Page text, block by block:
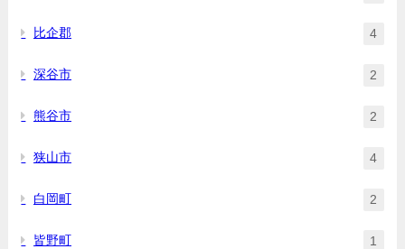
比企郡 4
深谷市 2
熊谷市 2
狭山市 4
白岡町 2
皆野町 1